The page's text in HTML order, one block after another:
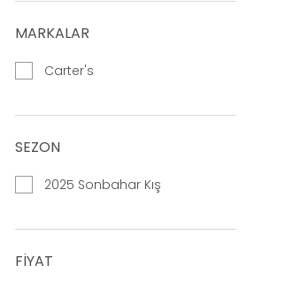
MARKALAR
Carter's
SEZON
2025 Sonbahar Kış
FIYAT